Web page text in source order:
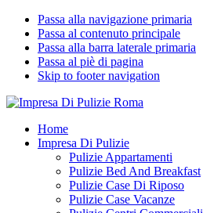
Passa alla navigazione primaria
Passa al contenuto principale
Passa alla barra laterale primaria
Passa al piè di pagina
Skip to footer navigation
Impresa Di Pulizie Roma
✅ Abitazioni e Attività Commerciali
Home
Impresa Di Pulizie
Pulizie Appartamenti
Pulizie Bed And Breakfast
Pulizie Case Di Riposo
Pulizie Case Vacanze